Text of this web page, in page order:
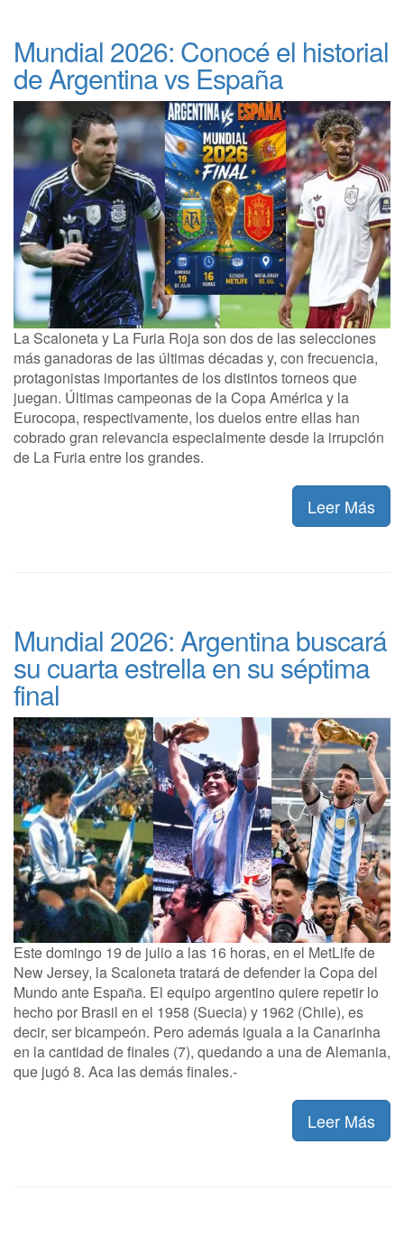
Mundial 2026: Conocé el historial
de Argentina vs España
La Scaloneta y La Furia Roja son dos de las selecciones
más ganadoras de las últimas décadas y, con frecuencia,
protagonistas importantes de los distintos torneos que
juegan. Últimas campeonas de la Copa América y la
Eurocopa, respectivamente, los duelos entre ellas han
cobrado gran relevancia especialmente desde la irrupción
de La Furia entre los grandes.
Leer Más
Mundial 2026: Argentina buscará
su cuarta estrella en su séptima
final
Este domingo 19 de julio a las 16 horas, en el MetLife de
New Jersey, la Scaloneta tratará de defender la Copa del
Mundo ante España. El equipo argentino quiere repetir lo
hecho por Brasil en el 1958 (Suecia) y 1962 (Chile), es
decir, ser bicampeón. Pero además iguala a la Canarinha
en la cantidad de finales (7), quedando a una de Alemania,
que jugó 8. Aca las demás finales.-
Leer Más